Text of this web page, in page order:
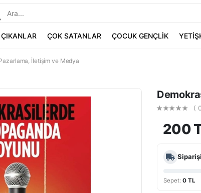
ÇOK SATANLAR ÇOCUK GENÇLİK
İletişim ve Medya
(
200
Sepet:0 TL